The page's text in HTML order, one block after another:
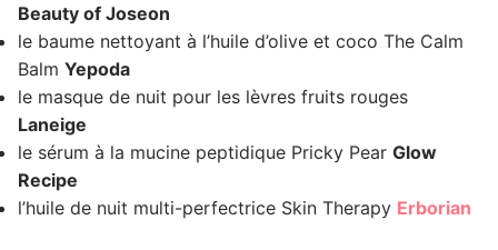
Beauty of Joseon
le baume nettoyant à l’huile d’olive et coco The Calm
Balm Yepoda
le masque de nuit pour les lèvres fruits rouges
Laneige
le sérum à la mucine peptidique Pricky Pear Glow
Recipe
l’huile de nuit multi-perfectrice Skin Therapy Erborian